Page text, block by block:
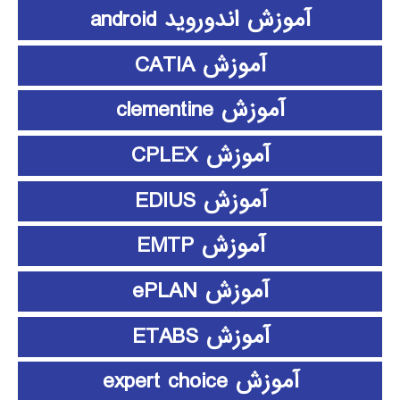
آموزش اندوروید android
آموزش CATIA
آموزش clementine
آموزش CPLEX
آموزش EDIUS
آموزش EMTP
آموزش ePLAN
آموزش ETABS
آموزش expert choice